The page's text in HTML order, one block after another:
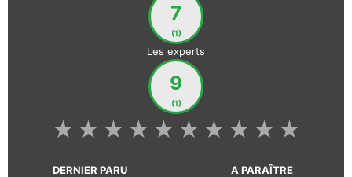
7
(1)
Les experts
9
(1)
★
★
★
★
★
★
★
★
★
★
DERNIER PARU A PARAÎTRE